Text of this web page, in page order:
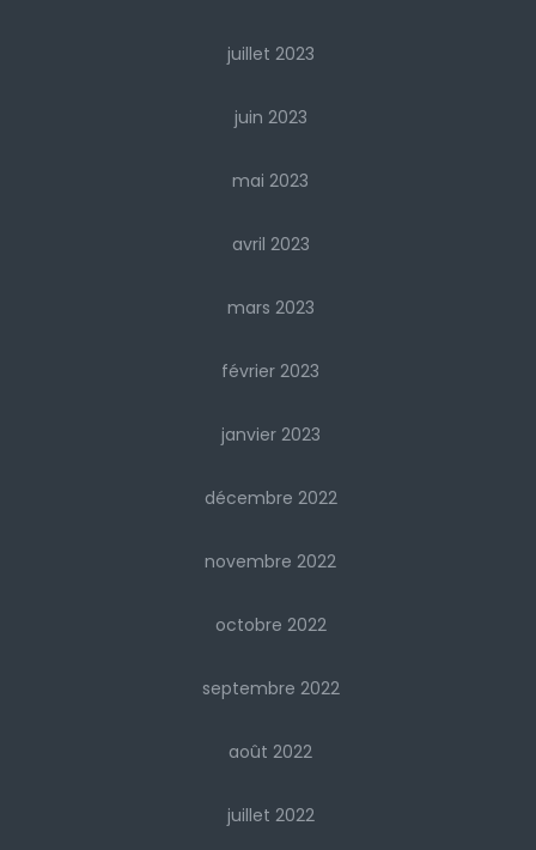
juillet 2023
juin 2023
mai 2023
avril 2023
mars 2023
février 2023
janvier 2023
décembre 2022
novembre 2022
octobre 2022
septembre 2022
août 2022
juillet 2022